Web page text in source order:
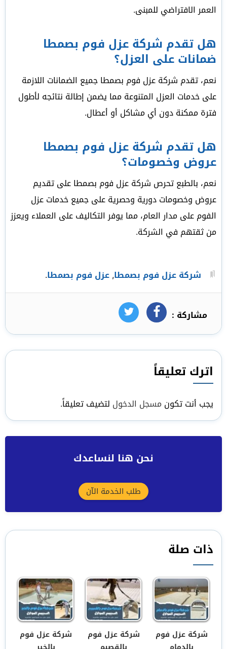
العمر الافتراضي للمبنى.
هل تقدم شركة عزل فوم بصمطا
ضمانات على العزل؟
نعم، تقدم شركة عزل فوم بصمطا جميع الضمانات اللازمة
على خدمات العزل المتنوعة مما يضمن إطالة نتائجه لأطول
فترة ممكنة دون أي مشاكل أو أعطال.
هل تقدم شركة عزل فوم بصمطا
عروض وخصومات؟
نعم، بالطبع تحرص شركة عزل فوم بصمطا على تقديم
عروض وخصومات دورية وحصرية على جميع خدمات عزل
الفوم على مدار العام، مما يوفر التكاليف على العملاء ويعزز
من ثقتهم في الشركة.
شركة عزل فوم بصمطا,عزل فوم بصمطا.
مشاركة : فيسبوكتويتر
اترك تعليقاً
يجب أنت تكون مسجل الدخول لتضيف تعليقاً.
نحن هنا لنساعدك
طلب الخدمة الآن
ذات صلة
شركة عزل فوم
شركة عزل فوم
شركة عزل فوم